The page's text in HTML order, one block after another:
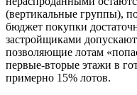
(вертикальные группы),
бюджет покупки
застройщиками
позволяющие лотам
первые-вторые этажи в
примерно 15% лотов.